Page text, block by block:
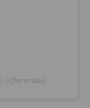
(@emrata)